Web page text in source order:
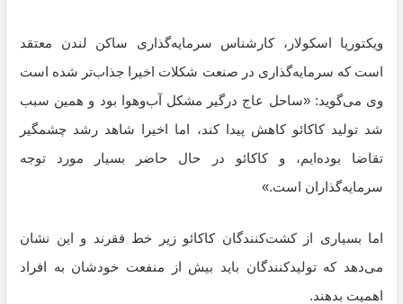
ویکتوریا اسکولار، کارشناس سرمایه‌گذاری ساکن لندن معتقد
است که سرمایه‌گذاری در صنعت شکلات اخیرا جذاب‌تر شده است
وی می‌گوید: «ساحل عاج درگیر مشکل آب‌وهوا بود و همین سبب
شد تولید کاکائو کاهش پیدا کند، اما اخیرا شاهد رشد چشمگیر
تقاضا بوده‌ایم،‌ و کاکائو در حال حاضر بسیار مورد توجه
سرمایه‌گذاران است.»
اما بسیاری از کشت‌کنندگان کاکائو زیر خط فقرند و این نشان
می‌دهد که تولیدکنندگان باید بیش از منفعت خودشان به افراد
اهمیت بدهند.